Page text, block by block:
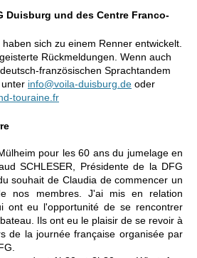
Duisburg und des Centre Franco-
sich zu einem Renner entwickelt.
Rückmeldungen. Wenn auch
französischen Sprachtandem
info@voila-duisburg.de oder
touraine.fr
pour les 60 ans du jumelage en
SCHLESER, Présidente de la DFG
souhait de Claudia de commencer un
nos membres. J'ai mis en relation
ont eu l'opportunité de se rencontrer
Ils ont eu le plaisir de se revoir à
de la journée française organisée par